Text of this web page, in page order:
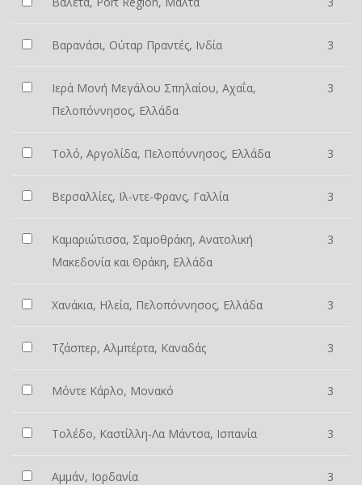
Βαρανάσι, Ούταρ Πραντές, Ινδία 3
Ιερά Μονή Μεγάλου Σπηλαίου, Αχαΐα,
Πελοπόννησος, Ελλάδα
3
Τολό, Αργολίδα, Πελοπόννησος, Ελλάδα 3
Βερσαλλίες, Ιλ-ντε-Φρανς, Γαλλία 3
Καμαριώτισσα, Σαμοθράκη, Ανατολική
Μακεδονία και Θράκη, Ελλάδα
3
Χανάκια, Ηλεία, Πελοπόννησος, Ελλάδα 3
Τζάσπερ, Αλμπέρτα, Καναδάς 3
Μόντε Κάρλο, Μονακό 3
Τολέδο, Καστίλλη-Λα Μάντσα, Ισπανία 3
Αμμάν, Ιορδανία 3